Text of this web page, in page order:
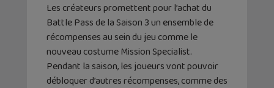
Les créateurs promettent pour l’achat du
Battle Pass de la Saison 3 un ensemble de
récompenses au sein du jeu comme le
nouveau costume Mission Specialist.
Pendant la saison, les joueurs vont pouvoir
débloquer d’autres récompenses, comme des